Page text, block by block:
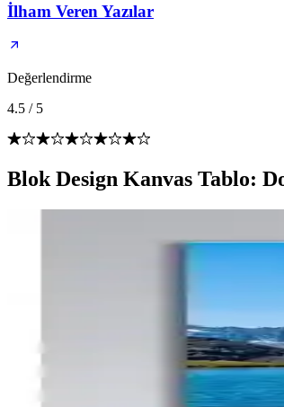
İlham Veren Yazılar
Değerlendirme
4.5 / 5
Blok Design Kanvas Tablo: